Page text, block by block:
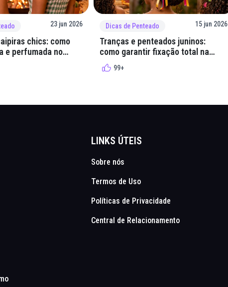
23 jun 2026
chics: como
e perfumada no
Dicas de Penteado 15 jun 2026
Tranças e penteados juninos:
como garantir fixação total na
quadrilha
99+
LINKS ÚTEIS
Sobre nós
Termos de Uso
Políticas de Privacidade
Central de Relacionamento